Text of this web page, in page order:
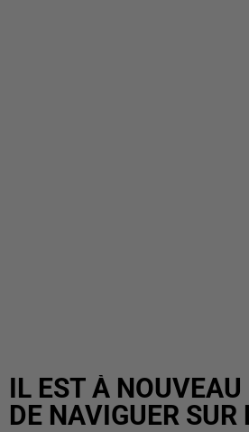
IL EST À
DE NAVIGUER